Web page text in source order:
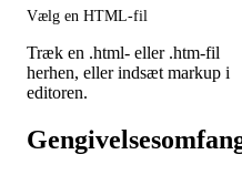
Vælg en HTML-fil
Træk en .html- eller .htm-fil
herhen, eller indsæt markup i
editoren.